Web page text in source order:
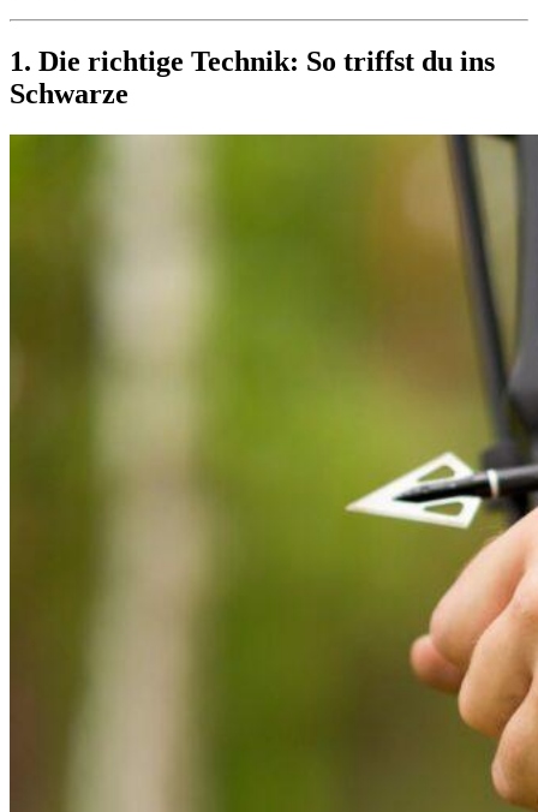
1. Die richtige Technik: So triffst du ins
Schwarze